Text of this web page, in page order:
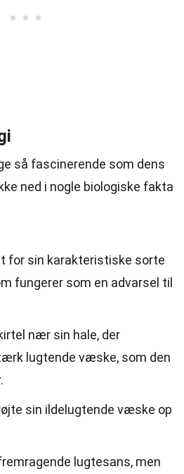
så fascinerende som dens
ned i nogle biologiske fakta
for sin karakteristiske sorte
fungerer som en advarsel til
nær sin hale, der
lugtende væske, som den
sin ildelugtende væske op
lugtesans, men